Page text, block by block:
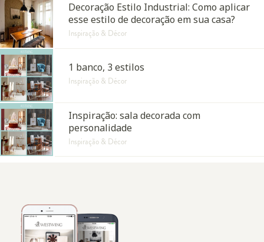
Decoração Estilo Industrial: Como aplicar
esse estilo de decoração em sua casa?
Inspiração & Décor
1 banco, 3 estilos
Inspiração & Décor
Inspiração: sala decorada com
personalidade
Inspiração & Décor